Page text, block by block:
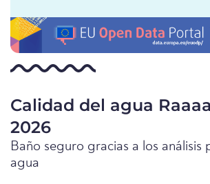
Calidad del agua
2026
Baño seguro gracias a los análisis
agua